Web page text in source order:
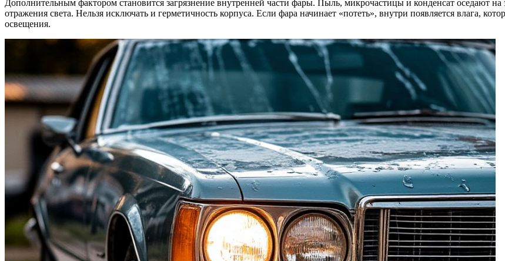
Дополнительным фактором становится загрязнение внутренней части фары. Пыль, микрочастицы и конденсат оседают
отражения света. Нельзя исключать и герметичность корпуса. Если фара начинает «потеть», внутри появляется влага,
освещения.